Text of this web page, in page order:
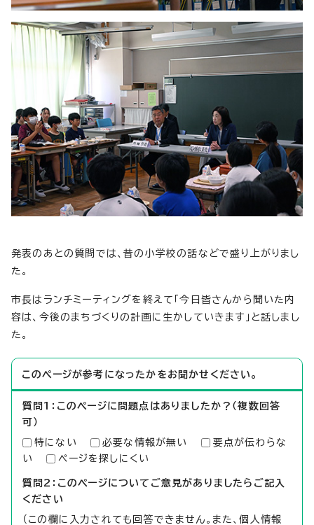
発表のあとの質問では、昔の小学校の話などで盛り上がりまし
た。
市長はランチミーティングを終えて「今日皆さんから聞いた内
容は、今後のまちづくりの計画に生かしていきます」と話しまし
た。
このページが参考になったかをお聞かせください。
質問1：このページに問題点はありましたか？（複数回答
可）
特にない 必要な情報が無い
要点が伝わらな
い
ページを探しにくい
質問2：このページについてご意見がありましたらご記入
ください
（この欄に入力されても回答できません。また、個人情報